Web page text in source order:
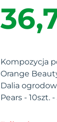
Kompozycja
Orange
Dalia
Pears - 10szt.